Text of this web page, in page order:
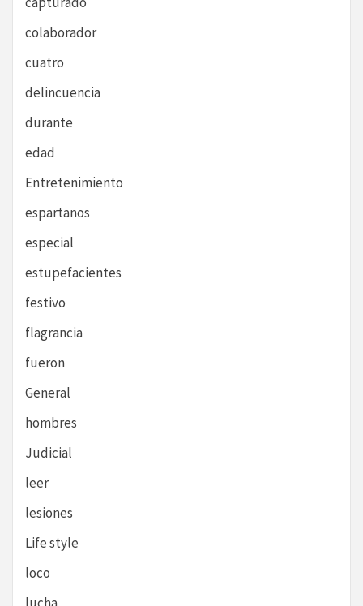
colaborador
cuatro
delincuencia
durante
edad
Entretenimiento
espartanos
especial
estupefacientes
festivo
flagrancia
fueron
General
hombres
Judicial
leer
lesiones
Life style
loco